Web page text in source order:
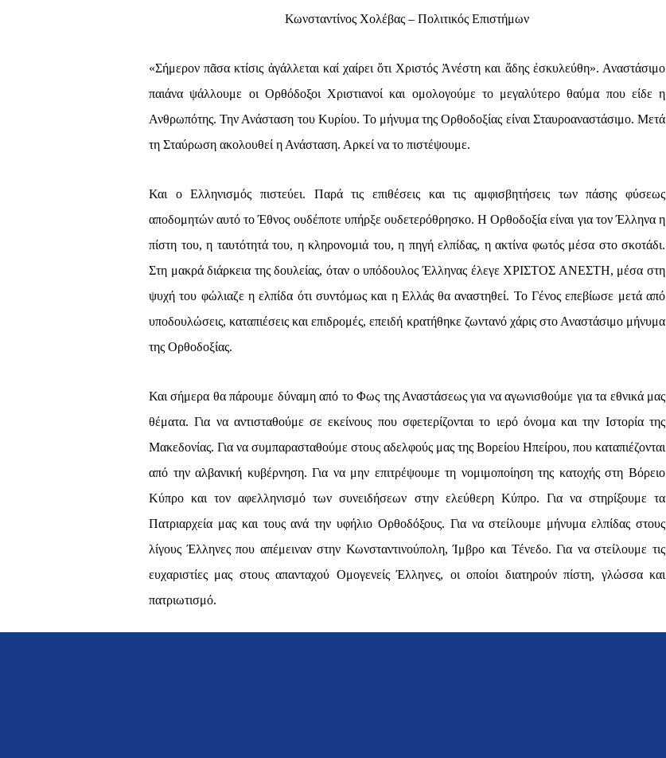
Κωνσταντίνος Χολέβας – Πολιτικός Επιστήμων
«Σήμερον πᾶσα κτίσις ἀγάλλεται καί χαίρει ὅτι Χριστός Ἀνέστη και ἅδης ἐσκυλεύθη». Αναστάσιμο
παιάνα ψάλλουμε οι Ορθόδοξοι Χριστιανοί και ομολογούμε το μεγαλύτερο θαύμα που είδε η
Ανθρωπότης. Την Ανάσταση του Κυρίου. Το μήνυμα της Ορθοδοξίας είναι Σταυροαναστάσιμο. Μετά
τη Σταύρωση ακολουθεί η Ανάσταση. Αρκεί να το πιστέψουμε.
Και ο Ελληνισμός πιστεύει. Παρά τις επιθέσεις και τις αμφισβητήσεις των πάσης φύσεως
αποδομητών αυτό το Έθνος ουδέποτε υπήρξε ουδετερόθρησκο. Η Ορθοδοξία είναι για τον Έλληνα η
πίστη του, η ταυτότητά του, η κληρονομιά του, η πηγή ελπίδας, η ακτίνα φωτός μέσα στο σκοτάδι.
Στη μακρά διάρκεια της δουλείας, όταν ο υπόδουλος Έλληνας έλεγε ΧΡΙΣΤΟΣ ΑΝΕΣΤΗ, μέσα στη
ψυχή του φώλιαζε η ελπίδα ότι συντόμως και η Ελλάς θα αναστηθεί. Το Γένος επεβίωσε μετά από
υποδουλώσεις, καταπιέσεις και επιδρομές, επειδή κρατήθηκε ζωντανό χάρις στο Αναστάσιμο μήνυμα
της Ορθοδοξίας.
Και σήμερα θα πάρουμε δύναμη από το Φως της Αναστάσεως για να αγωνισθούμε για τα εθνικά μας
θέματα. Για να αντισταθούμε σε εκείνους που σφετερίζονται το ιερό όνομα και την Ιστορία της
Μακεδονίας. Για να συμπαρασταθούμε στους αδελφούς μας της Βορείου Ηπείρου, που καταπιέζονται
από την αλβανική κυβέρνηση. Για να μην επιτρέψουμε τη νομιμοποίηση της κατοχής στη Βόρειο
Κύπρο και τον αφελληνισμό των συνειδήσεων στην ελεύθερη Κύπρο. Για να στηρίξουμε τα
Πατριαρχεία μας και τους ανά την υφήλιο Ορθοδόξους. Για να στείλουμε μήνυμα ελπίδας στους
λίγους Έλληνες που απέμειναν στην Κωνσταντινούπολη, Ίμβρο και Τένεδο. Για να στείλουμε τις
ευχαριστίες μας στους απανταχού Ομογενείς Έλληνες, οι οποίοι διατηρούν πίστη, γλώσσα και
πατριωτισμό.